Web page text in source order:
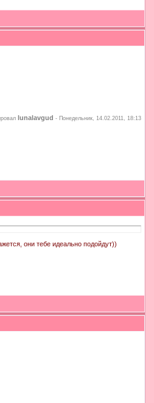
lunalavgud - Понедельник, 14.02.2011, 18:13
они тебе идеально подойдут))